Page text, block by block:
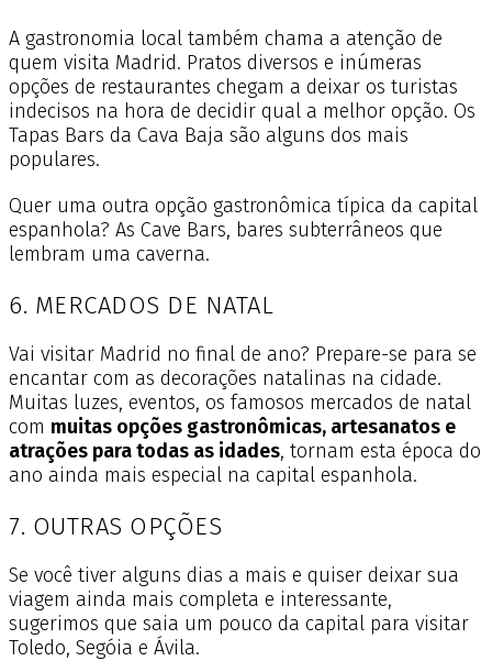
A gastronomia local também chama a atenção de
quem visita Madrid. Pratos diversos e inúmeras
opções de restaurantes chegam a deixar os turistas
indecisos na hora de decidir qual a melhor opção. Os
Tapas Bars da Cava Baja são alguns dos mais
populares.
Quer uma outra opção gastronômica típica da capital
espanhola? As Cave Bars, bares subterrâneos que
lembram uma caverna.
6. MERCADOS DE NATAL
Vai visitar Madrid no final de ano? Prepare-se para se
encantar com as decorações natalinas na cidade.
Muitas luzes, eventos, os famosos mercados de natal
com muitas opções gastronômicas, artesanatos e
atrações para todas as idades, tornam esta época do
ano ainda mais especial na capital espanhola.
7. OUTRAS OPÇÕES
Se você tiver alguns dias a mais e quiser deixar sua
viagem ainda mais completa e interessante,
sugerimos que saia um pouco da capital para visitar
Toledo, Segóia e Ávila.